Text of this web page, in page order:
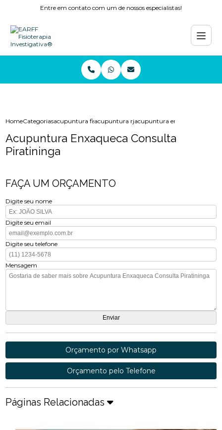
Entre em contato com um de nossos especialistas!
HomeCategoriasacupuntura fisioterapia
acupuntura rjacupuntura enxaqueca
Acupuntura Enxaqueca Consulta
Piratininga
FAÇA UM ORÇAMENTO
Digite seu nome
Digite seu email
Digite seu telefone
Mensagem
Orçamento por Whatsapp
Orçamento pelo Telefone
Páginas Relacionadas